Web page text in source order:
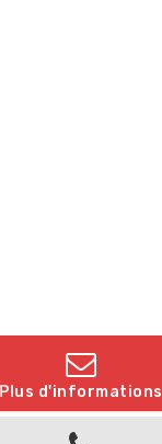
Plus d'informations